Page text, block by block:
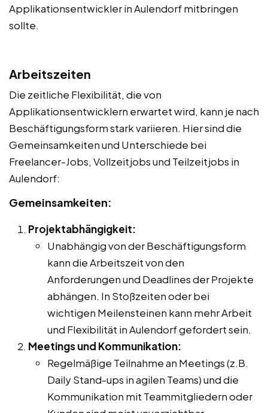
Applikationsentwickler in Aulendorf mitbringen
sollte.
Arbeitszeiten
Die zeitliche Flexibilität, die von
Applikationsentwicklern erwartet wird, kann je nach
Beschäftigungsform stark variieren. Hier sind die
Gemeinsamkeiten und Unterschiede bei
Freelancer-Jobs, Vollzeitjobs und Teilzeitjobs in
Aulendorf:
Gemeinsamkeiten:
Projektabhängigkeit:
Unabhängig von der Beschäftigungsform
kann die Arbeitszeit von den
Anforderungen und Deadlines der Projekte
abhängen. In Stoßzeiten oder bei
wichtigen Meilensteinen kann mehr Arbeit
und Flexibilität in Aulendorf gefordert sein.
Meetings und Kommunikation:
Regelmäßige Teilnahme an Meetings (z.B.
Daily Stand-ups in agilen Teams) und die
Kommunikation mit Teammitgliedern oder